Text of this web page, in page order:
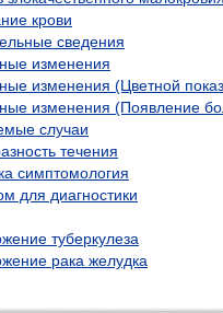
крови
сведения
изменения
изменения (Цветной
изменения (Появление
случаи
течения
симптомология
для диагностики
туберкулеза
рака желудка